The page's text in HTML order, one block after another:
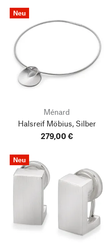
Neu
Ménard
Halsreif Möbius, Silber
279,00 €
Neu